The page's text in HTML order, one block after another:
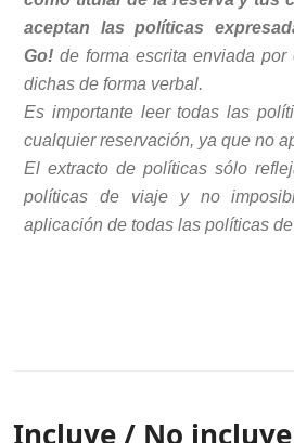
aceptan las políticas
Go! de forma escrita enviada por
dichas de forma verbal.
Es importante leer todas las
cualquier reservación, ya que no
El extracto de políticas sólo
políticas de viaje y no
aplicación de todas las políticas
Incluye / No incluye